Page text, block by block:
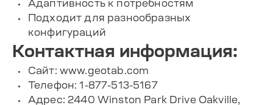
Адаптивность к потребностям
Подходит для разнообразных
конфигураций
Контактная информация:
Сайт: www.geotab.com
Телефон: 1-877-513-5167
Адрес: 2440 Winston Park Drive Oakville,